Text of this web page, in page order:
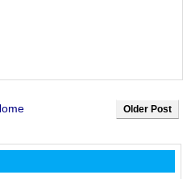
Older Post